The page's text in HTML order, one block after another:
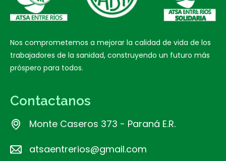
Nos comprometemos a mejorar la calidad de vida de los
trabajadores de la sanidad, construyendo un futuro más
próspero para todos.
Contactanos
Monte Caseros 373 - Paraná E.R.
atsaentrerios@gmail.com